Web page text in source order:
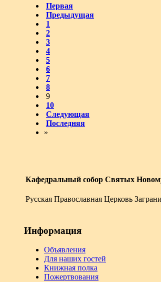
Первая
Предыдущая
1
2
3
4
5
6
7
8
9
10
Следующая
Последняя
»
Кафедральный собор Святых
Русская Православная Церковь
Информация
Объявления
Для наших гостей
Книжная полка
Пожертвования